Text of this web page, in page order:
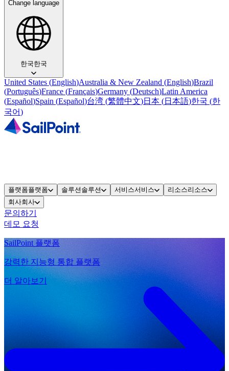
Change language
한국한국
United States (English)Australia & New Zealand (English)Brazil
(Português)France (Français)Germany (Deutsch)Latin America
(Español)Spain (Español)台湾 (繁體中文)日本 (日本語)한국 (한
국어)
플랫폼플랫폼 솔루션 솔루션 서비스서비스 리소스리소스
회사회사
문의하기
데모 요청
SailPoint 플랫폼
강력한 지능형 통합 플랫폼
더 알아보기